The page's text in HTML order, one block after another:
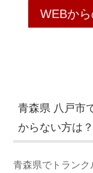
WEBか
青森県 八戸市
からない方は？
青森県でトラン